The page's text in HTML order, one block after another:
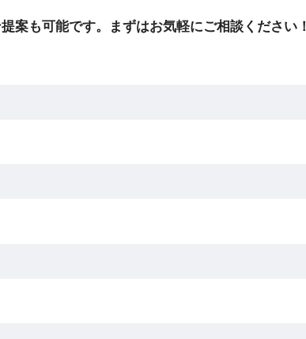
案も可能です。まずはお気軽にご相談ください！